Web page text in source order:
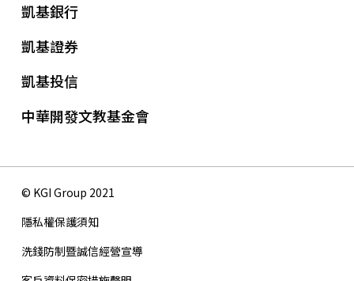
凱基銀行
凱基證券
凱基投信
中華開發文教基金會
© KGI Group 2021
隱私權保護須知
洗錢防制暨誠信經營宣導